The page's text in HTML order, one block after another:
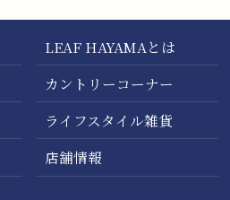
LEAF HAYAMAとは
カントリーコーナー
ライフスタイル雑貨
店舗情報